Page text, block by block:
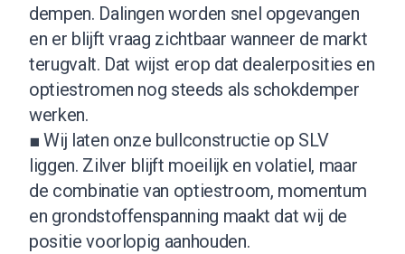
dempen. Dalingen worden snel opgevangen
en er blijft vraag zichtbaar wanneer de markt
terugvalt. Dat wijst erop dat dealerposities en
optiestromen nog steeds als schokdemper
werken.
■ Wij laten onze bullconstructie op SLV
liggen. Zilver blijft moeilijk en volatiel, maar
de combinatie van optiestroom, momentum
en grondstoffenspanning maakt dat wij de
positie voorlopig aanhouden.